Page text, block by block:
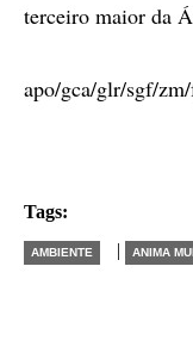
terceiro maior da
apo/gca/glr/sgf/
Tags:
AMBIENTE | ANIMA